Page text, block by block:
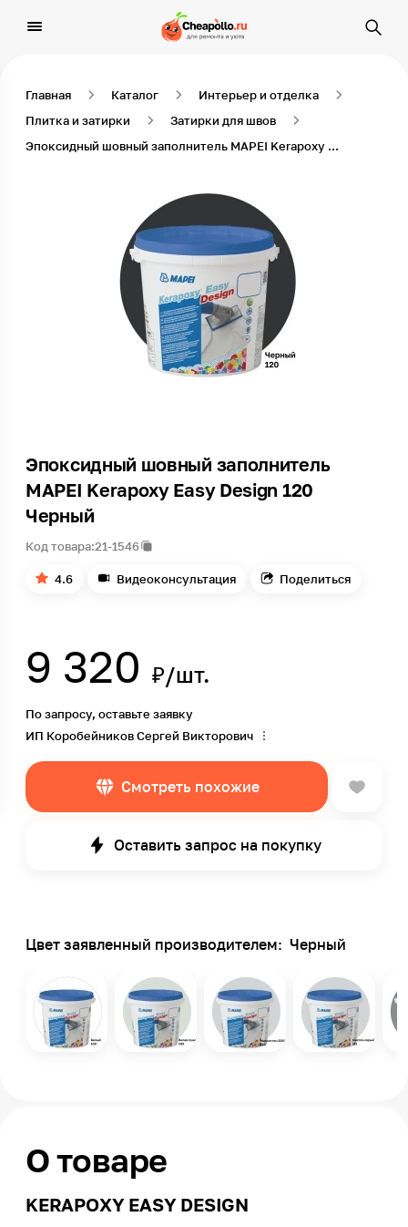
Главная Каталог
Интерьер и отделка
Плитка и затирки
Затирки для швов
Эпоксидный шовный заполнитель MAPEI Kerapoxy Easy Design 120 Черный
Эпоксидный шовный заполнитель
MAPEI Kerapoxy Easy Design 120
Черный
Код товара:21-1546
4.6 Видеоконсультация Поделиться
9 320 ₽/шт.
По запросу, оставьте заявку
ИП Коробейников Сергей Викторович
Смотреть похожие
Оставить запрос на покупку
Цвет заявленный производителем: Черный
О товаре
KERAPOXY EASY DESIGN